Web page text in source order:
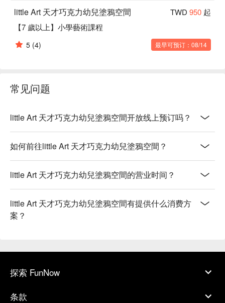
little Art 天才巧克力幼兒塗鴉空間 TWD 950 起
【7 歲以上】小學藝術課程
5 (4) 最早可预订：08/14
常见问题
little Art 天才巧克力幼兒塗鴉空間开放线上预订吗？
如何前往little Art 天才巧克力幼兒塗鴉空間？
little Art 天才巧克力幼兒塗鴉空間的营业时间？
little Art 天才巧克力幼兒塗鴉空間有提供什么消费方
案？
探索 FunNow
条款